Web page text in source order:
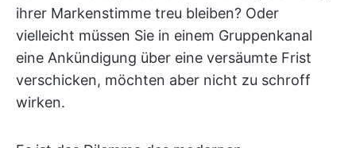
ihrer Markenstimme treu bleiben? Oder
vielleicht müssen Sie in einem Gruppenkanal
eine Ankündigung über eine versäumte Frist
verschicken, möchten aber nicht zu schroff
wirken.